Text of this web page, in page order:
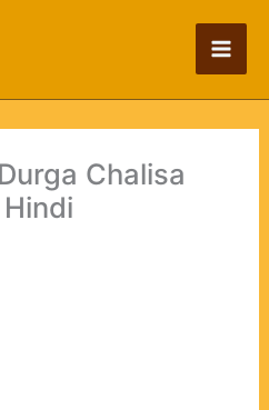
Durga Chalisa